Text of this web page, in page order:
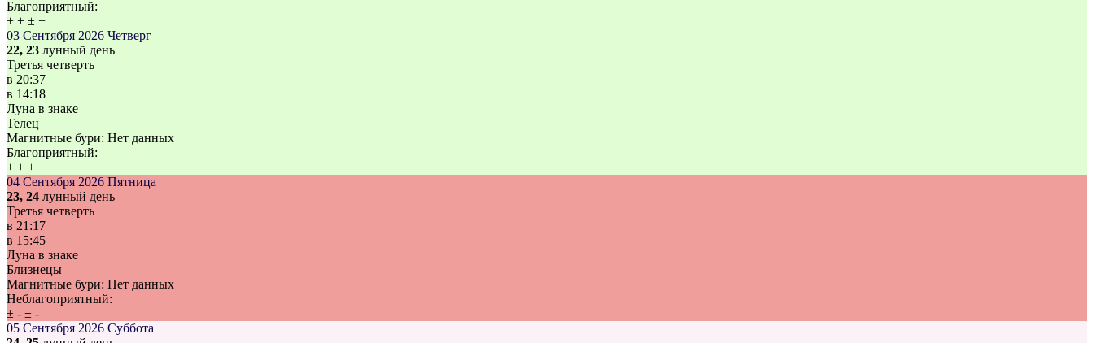
Благоприятный:
+ + ± +
03 Сентября 2026 Четверг
22, 23 лунный день
Третья четверть
в 20:37
в 14:18
Луна в знаке
Телец
Магнитные бури: Нет данных
Благоприятный:
+ ± ± +
04 Сентября 2026 Пятница
23, 24 лунный день
Третья четверть
в 21:17
в 15:45
Луна в знаке
Близнецы
Магнитные бури: Нет данных
Неблагоприятный:
± - ± -
05 Сентября 2026 Суббота